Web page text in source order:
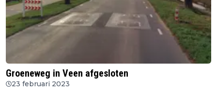
Groeneweg in Veen afgesloten
23 februari 2023